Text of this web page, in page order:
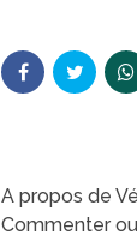
A propos de
Commenter